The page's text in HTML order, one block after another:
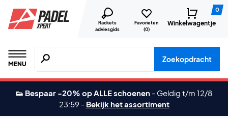
Rackets
adviesgids
Favorieten
(0)
0
Winkelwagentje
MENU
Zoeken naar producten, merken etc.
Zoekopdracht
👟 Bespaar -20% op ALLE schoenen - Geldig t/m 12/8
23:59 - Bekijk het assortiment